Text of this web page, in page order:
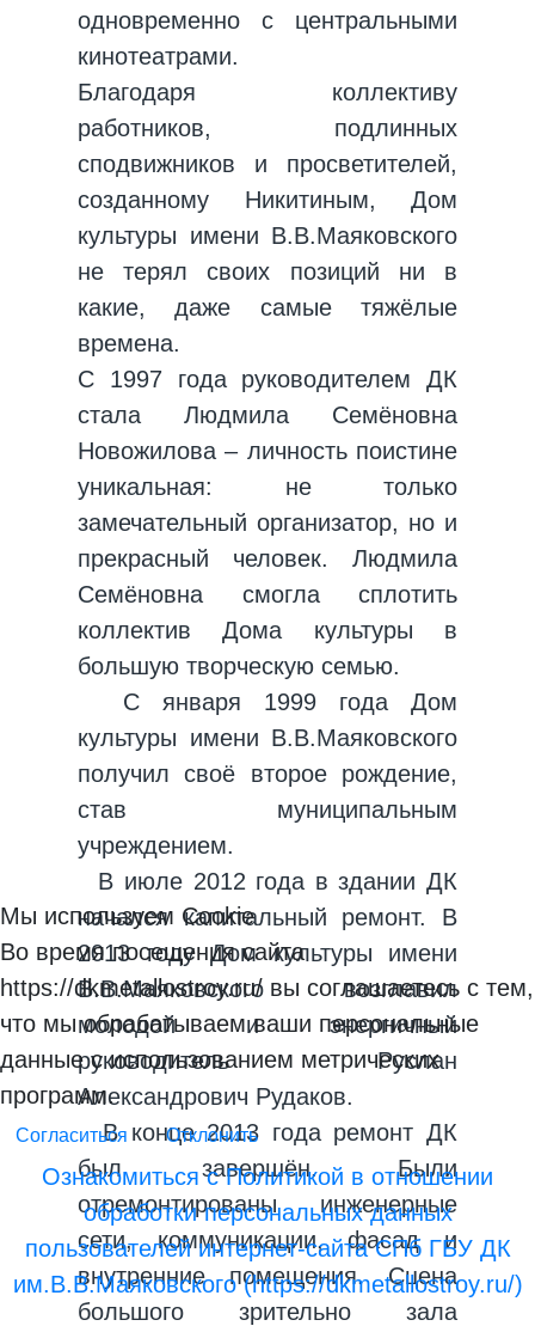
одновременно с центральными
кинотеатрами.
Благодаря коллективу
работников, подлинных
сподвижников и просветителей,
созданному Никитиным, Дом
культуры имени В.В.Маяковского
не терял своих позиций ни в
какие, даже самые тяжёлые
времена.
С 1997 года руководителем ДК
стала Людмила Семёновна
Новожилова – личность поистине
уникальная: не только
замечательный организатор, но и
прекрасный человек. Людмила
Семёновна смогла сплотить
коллектив Дома культуры в
большую творческую семью.
С января 1999 года Дом
культуры имени В.В.Маяковского
получил своё второе рождение,
став муниципальным
учреждением.
В июле 2012 года в здании ДК
начался капитальный ремонт. В
2013 году Дом культуры имени
В.В.Маяковского возглавил
молодой и энергичный
руководитель Руслан
Александрович Рудаков.
В конце 2013 года ремонт ДК
был завершён. Были
отремонтированы инженерные
сети, коммуникации, фасад и
внутренние помещения. Сцена
большого зрительно зала
Мы используем Cookie
Во время посещения сайта
https://dkmetallostroy.ru/ вы соглашаетесь с тем,
что мы обрабатываем ваши персональные
данные с использованием метрических
программ.
Согласиться Отклонить
Ознакомиться с Политикой в отношении
обработки персональных данных
пользователей интернет-сайта СПб ГБУ ДК
им.В.В.Маяковского (https://dkmetallostroy.ru/)